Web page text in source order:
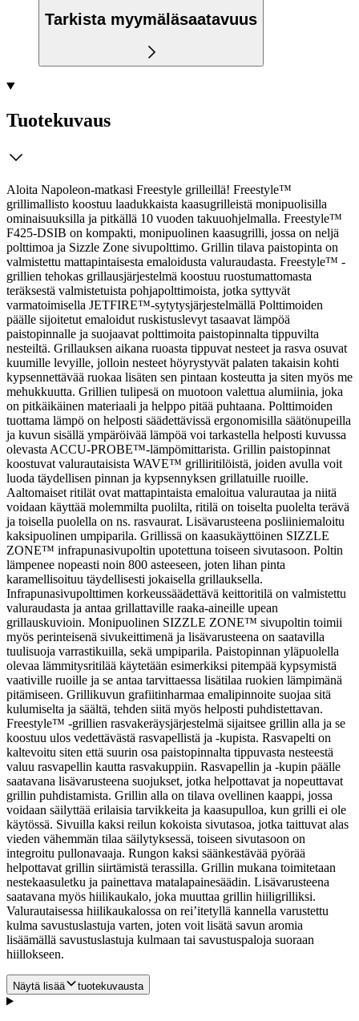
Tarkista myymäläsaatavuus
Tuotekuvaus
Aloita Napoleon-matkasi Freestyle grilleillä! Freestyle™
grillimallisto koostuu laadukkaista kaasugrilleistä monipuolisilla
ominaisuuksilla ja pitkällä 10 vuoden takuuohjelmalla. Freestyle™
F425-DSIB on kompakti, monipuolinen kaasugrilli, jossa on neljä
polttimoa ja Sizzle Zone sivupolttimo. Grillin tilava paistopinta on
valmistettu mattapintaisesta emaloidusta valuraudasta. Freestyle™ -
grillien tehokas grillausjärjestelmä koostuu ruostumattomasta
teräksestä valmistetuista pohjapolttimoista, jotka syttyvät
varmatoimisella JETFIRE™-sytytysjärjestelmällä Polttimoiden
päälle sijoitetut emaloidut ruskistuslevyt tasaavat lämpöä
paistopinnalle ja suojaavat polttimoita paistopinnalta tippuvilta
nesteiltä. Grillauksen aikana ruoasta tippuvat nesteet ja rasva osuvat
kuumille levyille, jolloin nesteet höyrystyvät palaten takaisin kohti
kypsennettävää ruokaa lisäten sen pintaan kosteutta ja siten myös me
mehukkuutta. Grillien tulipesä on muotoon valettua alumiinia, joka
on pitkäikäinen materiaali ja helppo pitää puhtaana. Polttimoiden
tuottama lämpö on helposti säädettävissä ergonomisilla säätönupeilla
ja kuvun sisällä ympäröivää lämpöä voi tarkastella helposti kuvussa
olevasta ACCU-PROBE™-lämpömittarista. Grillin paistopinnat
koostuvat valurautaisista WAVE™ grilliritilöistä, joiden avulla voit
luoda täydellisen pinnan ja kypsennyksen grillatuille ruoille.
Aaltomaiset ritilät ovat mattapintaista emaloitua valurautaa ja niitä
voidaan käyttää molemmilta puolilta, ritilä on toiselta puolelta terävä
ja toisella puolella on ns. rasvaurat. Lisävarusteena posliiniemaloitu
kaksipuolinen umpiparila. Grillissä on kaasukäyttöinen SIZZLE
ZONE™ infrapunasivupoltin upotettuna toiseen sivutasoon. Poltin
lämpenee nopeasti noin 800 asteeseen, joten lihan pinta
karamellisoituu täydellisesti jokaisella grillauksella.
Infrapunasivupolttimen korkeussäädettävä keittoritilä on valmistettu
valuraudasta ja antaa grillattaville raaka-aineille upean
grillauskuvioin. Monipuolinen SIZZLE ZONE™ sivupoltin toimii
myös perinteisenä sivukeittimenä ja lisävarusteena on saatavilla
tuulisuoja varrastikuilla, sekä umpiparila. Paistopinnan yläpuolella
olevaa lämmitysritilää käytetään esimerkiksi pitempää kypsymistä
vaativille ruoille ja se antaa tarvittaessa lisätilaa ruokien lämpimänä
pitämiseen. Grillikuvun grafiitinharmaa emalipinnoite suojaa sitä
kulumiselta ja säältä, tehden siitä myös helposti puhdistettavan.
Freestyle™ -grillien rasvakeräysjärjestelmä sijaitsee grillin alla ja se
koostuu ulos vedettävästä rasvapellistä ja -kupista. Rasvapelti on
kaltevoitu siten että suurin osa paistopinnalta tippuvasta nesteestä
valuu rasvapellin kautta rasvakuppiin. Rasvapellin ja -kupin päälle
saatavana lisävarusteena suojukset, jotka helpottavat ja nopeuttavat
grillin puhdistamista. Grillin alla on tilava ovellinen kaappi, jossa
voidaan säilyttää erilaisia tarvikkeita ja kaasupulloa, kun grilli ei ole
käytössä. Sivuilla kaksi reilun kokoista sivutasoa, jotka taittuvat alas
vieden vähemmän tilaa säilytyksessä, toiseen sivutasoon on
integroitu pullonavaaja. Rungon kaksi säänkestävää pyörää
helpottavat grillin siirtämistä terassilla. Grillin mukana toimitetaan
nestekaasuletku ja painettava matalapainesäädin. Lisävarusteena
saatavana myös hiilikaukalo, joka muuttaa grillin hiiligrilliksi.
Valurautaisessa hiilikaukalossa on rei’itetyllä kannella varustettu
kulma savustuslastuja varten, joten voit lisätä savun aromia
lisäämällä savustuslastuja kulmaan tai savustuspaloja suoraan
hiillokseen.
Näytä lisää tuotekuvausta